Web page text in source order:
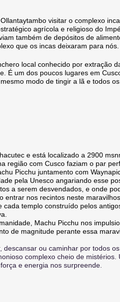
visitar o complexo
agrícola e religioso do
também de depósitos de
que os incas deixaram para nós.
local conhecido por extração
É um dos poucos lugares em
modo de tingir a lã e todos
e está localizado a 2900
região com Cusco faziam o par
Picchu juntamento com
pela Unesco angariando esse
a serem desvendados, e onde
nos recintos neste
templo construído pelos
Machu Picchu nos
de magnitude perante essa
ou caminhar por todos
complexo cheio de
e energia nos surpreende.